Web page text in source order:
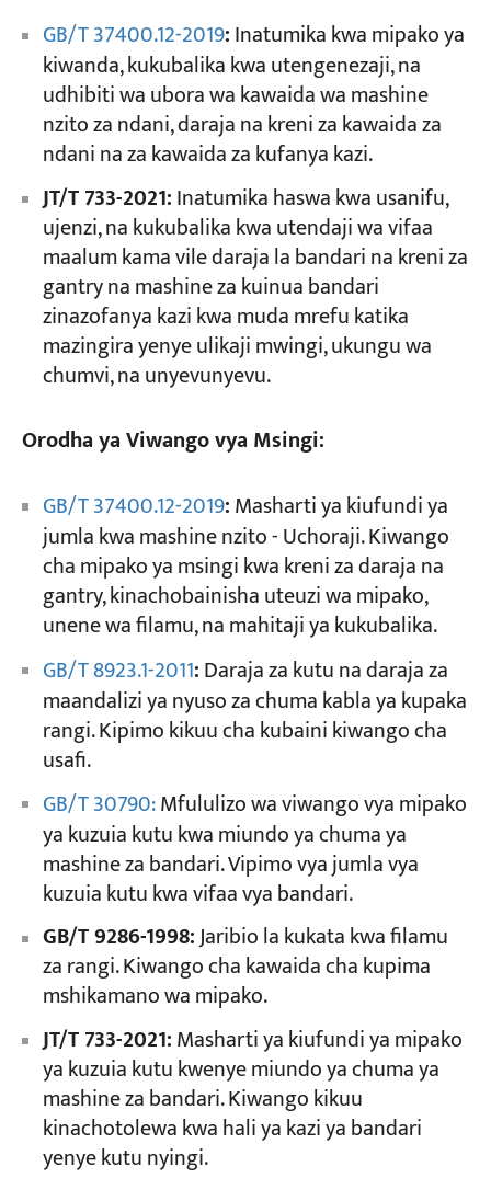
GB/T 37400.12-2019:Inatumika kwa mipako ya
kiwanda, kukubalika kwa utengenezaji, na
udhibiti wa ubora wa kawaida wa mashine
nzito za ndani, daraja na kreni za kawaida za
ndani na za kawaida za kufanya kazi.
JT/T 733-2021:Inatumika haswa kwa usanifu,
ujenzi, na kukubalika kwa utendaji wa vifaa
maalum kama vile daraja la bandari na kreni za
gantry na mashine za kuinua bandari
zinazofanya kazi kwa muda mrefu katika
mazingira yenye ulikaji mwingi, ukungu wa
chumvi, na unyevunyevu.
Orodha ya Viwango vya Msingi:
GB/T 37400.12-2019:Masharti ya kiufundi ya
jumla kwa mashine nzito - Uchoraji. Kiwango
cha mipako ya msingi kwa kreni za daraja na
gantry, kinachobainisha uteuzi wa mipako,
unene wa filamu, na mahitaji ya kukubalika.
GB/T 8923.1-2011:Daraja za kutu na daraja za
maandalizi ya nyuso za chuma kabla ya kupaka
rangi. Kipimo kikuu cha kubaini kiwango cha
usafi.
GB/T 30790:Mfululizo wa viwango vya mipako
ya kuzuia kutu kwa miundo ya chuma ya
mashine za bandari. Vipimo vya jumla vya
kuzuia kutu kwa vifaa vya bandari.
GB/T 9286-1998:Jaribio la kukata kwa filamu
za rangi. Kiwango cha kawaida cha kupima
mshikamano wa mipako.
JT/T 733-2021:Masharti ya kiufundi ya mipako
ya kuzuia kutu kwenye miundo ya chuma ya
mashine za bandari. Kiwango kikuu
kinachotolewa kwa hali ya kazi ya bandari
yenye kutu nyingi.